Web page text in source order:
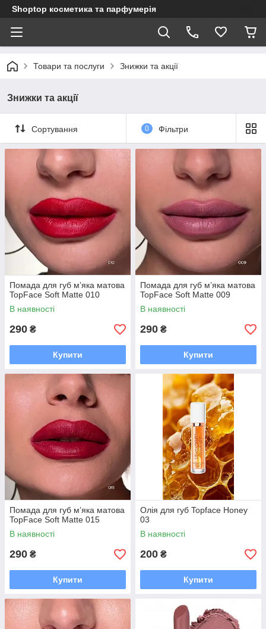
Shoptop косметика та парфумерія
Товари та послуги Знижки та акції
Знижки та акції
Сортування 0 Фільтри
Помада для губ м’яка матова
TopFace Soft Matte 010
В наявності
290 ₴
Купити
Помада для губ м’яка матова
TopFace Soft Matte 009
В наявності
290 ₴
Купити
Помада для губ м’яка матова
TopFace Soft Matte 015
В наявності
290 ₴
Купити
Олія для губ Topface Honey
03
В наявності
200 ₴
Купити